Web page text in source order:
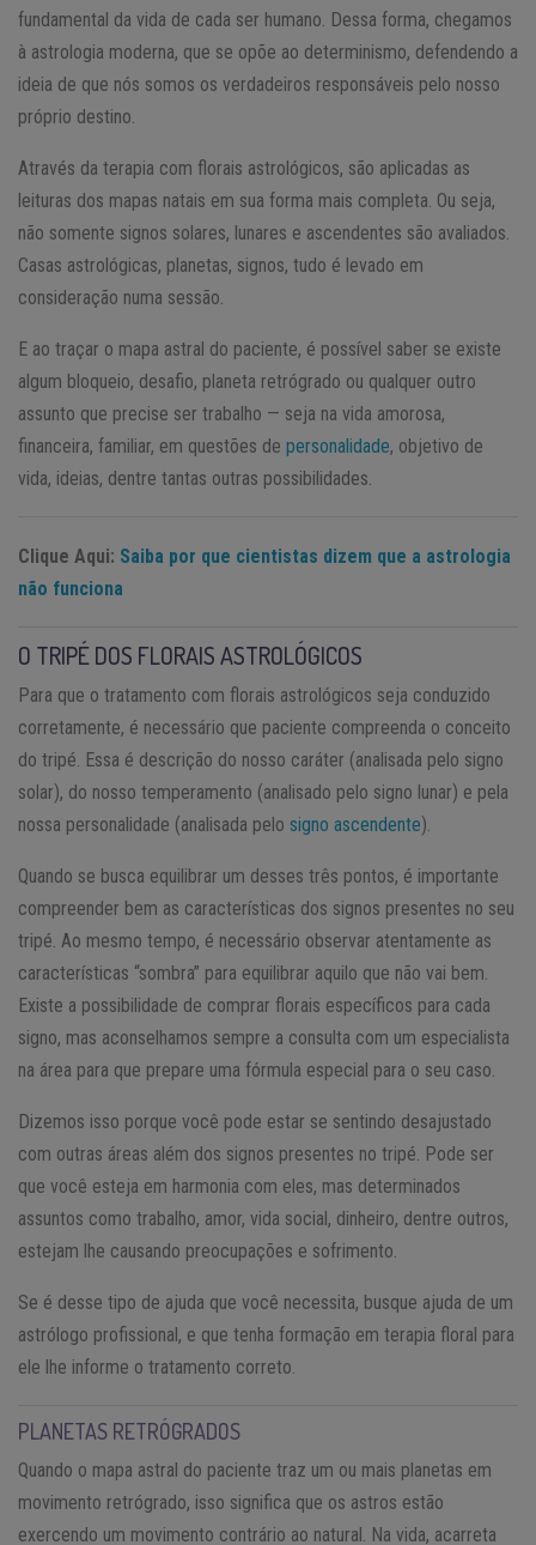
fundamental da vida de cada ser humano. Dessa forma, chegamos
à astrologia moderna, que se opõe ao determinismo, defendendo a
ideia de que nós somos os verdadeiros responsáveis pelo nosso
próprio destino.
Através da terapia com florais astrológicos, são aplicadas as
leituras dos mapas natais em sua forma mais completa. Ou seja,
não somente signos solares, lunares e ascendentes são avaliados.
Casas astrológicas, planetas, signos, tudo é levado em
consideração numa sessão.
E ao traçar o mapa astral do paciente, é possível saber se existe
algum bloqueio, desafio, planeta retrógrado ou qualquer outro
assunto que precise ser trabalho — seja na vida amorosa,
financeira, familiar, em questões de personalidade, objetivo de
vida, ideias, dentre tantas outras possibilidades.
Clique Aqui: Saiba por que cientistas dizem que a astrologia
não funciona
O TRIPÉ DOS FLORAIS ASTROLÓGICOS
Para que o tratamento com florais astrológicos seja conduzido
corretamente, é necessário que paciente compreenda o conceito
do tripé. Essa é descrição do nosso caráter (analisada pelo signo
solar), do nosso temperamento (analisado pelo signo lunar) e pela
nossa personalidade (analisada pelo signo ascendente).
Quando se busca equilibrar um desses três pontos, é importante
compreender bem as características dos signos presentes no seu
tripé. Ao mesmo tempo, é necessário observar atentamente as
características “sombra” para equilibrar aquilo que não vai bem.
Existe a possibilidade de comprar florais específicos para cada
signo, mas aconselhamos sempre a consulta com um especialista
na área para que prepare uma fórmula especial para o seu caso.
Dizemos isso porque você pode estar se sentindo desajustado
com outras áreas além dos signos presentes no tripé. Pode ser
que você esteja em harmonia com eles, mas determinados
assuntos como trabalho, amor, vida social, dinheiro, dentre outros,
estejam lhe causando preocupações e sofrimento.
Se é desse tipo de ajuda que você necessita, busque ajuda de um
astrólogo profissional, e que tenha formação em terapia floral para
ele lhe informe o tratamento correto.
PLANETAS RETRÓGRADOS
Quando o mapa astral do paciente traz um ou mais planetas em
movimento retrógrado, isso significa que os astros estão
exercendo um movimento contrário ao natural. Na vida, acarreta